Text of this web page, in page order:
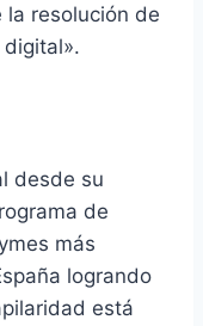
resolución de
desde su
de
más
logrando
está